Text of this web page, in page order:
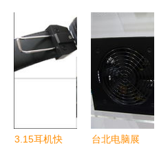
｜海贝FD3
耳放 好用
不贵的轻量
各式片弹簧
与电脑线材
3.15耳机快
台北电脑展